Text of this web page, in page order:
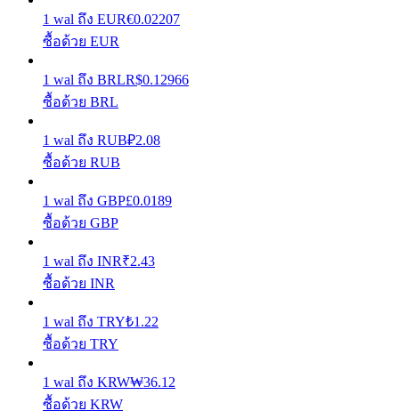
รับรางวัลการแข่งขันทุกวัน
การปักหลัก
ผลตอบแทนสูงและเข้าถึงได้ทันที
1 wal ถึง EUR€0.02207
ซื้อด้วย EUR
1 wal ถึง BRLR$0.12966
ซื้อด้วย BRL
1 wal ถึง RUB₽2.08
ซื้อด้วย RUB
1 wal ถึง GBP£0.0189
ซื้อด้วย GBP
1 wal ถึง INR₹2.43
ซื้อด้วย INR
1 wal ถึง TRY₺1.22
ซื้อด้วย TRY
1 wal ถึง KRW₩36.12
ซื้อด้วย KRW